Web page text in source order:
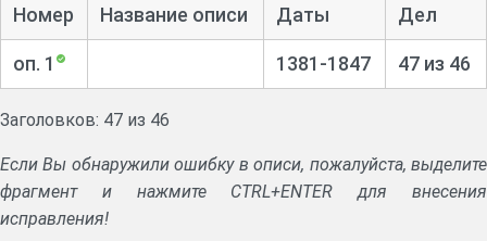
Номер Название описи Даты Дел
оп. 1 1381-1847 47 из 46
Заголовков: 47 из 46
Если Вы обнаружили ошибку в описи, пожалуйста, выделите
фрагмент и нажмите CTRL+ENTER для внесения
исправления!